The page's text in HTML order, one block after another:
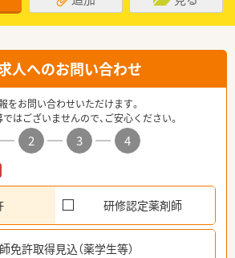
人へのお問い合わせ
をお問い合わせいただけます。
はございませんので、ご安心ください。
2 3
4
研修認定薬剤師
免許取得見込（薬学生等）